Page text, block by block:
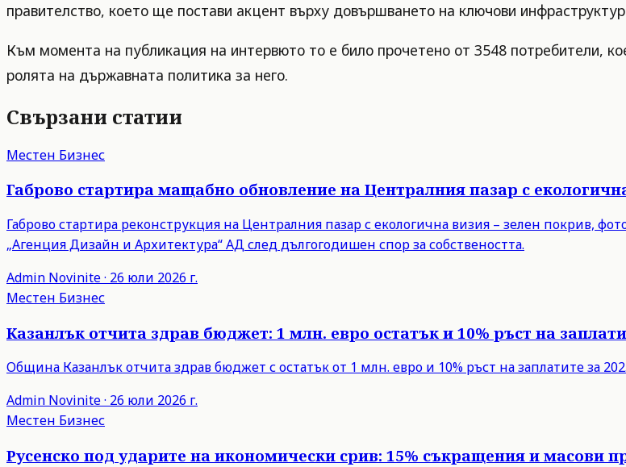
правителство, което ще постави акцент върху довършването на ключови
Към момента на публикация на интервюто то е било прочетено от 3548 потребители,
ролята на държавната политика за него.
Свързани статии
Местен Бизнес
Габрово стартира мащабно обновление на Централния пазар с
Габрово стартира реконструкция на Централния пазар с екологична визия – зелен покрив,
„Агенция Дизайн и Архитектура“ АД след дългогодишен спор за собствеността.
Admin Novinite· 26 юли 2026 г.
Местен Бизнес
Казанлък отчита здрав бюджет: 1 млн. евро остатък и 10% ръст на
Община Казанлък отчита здрав бюджет с остатък от 1 млн. евро и 10% ръст на заплатите за
Admin Novinite· 26 юли 2026 г.
Местен Бизнес
Русенско под ударите на икономически срив: 15% съкращения и масови